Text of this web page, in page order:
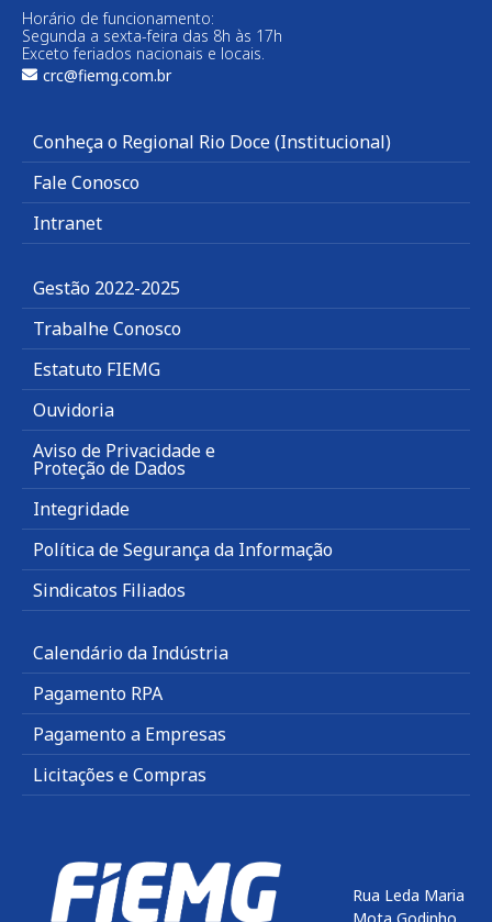
Horário de funcionamento:
Segunda a sexta-feira das 8h às 17h
Exceto feriados nacionais e locais.
crc@fiemg.com.br
Conheça o Regional Rio Doce (Institucional)
Fale Conosco
Intranet
Gestão 2022-2025
Trabalhe Conosco
Estatuto FIEMG
Ouvidoria
Aviso de Privacidade e
Proteção de Dados
Integridade
Política de Segurança da Informação
Sindicatos Filiados
Calendário da Indústria
Pagamento RPA
Pagamento a Empresas
Licitações e Compras
Rua Leda Maria